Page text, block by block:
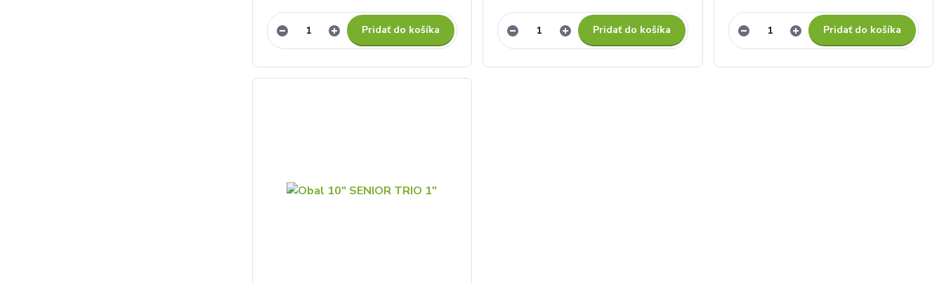
Pridať do košíka Pridať do košíka Pridať do košíka